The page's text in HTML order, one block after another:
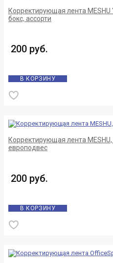
Корректирующая лента
бокс, ассорти
200 руб.
В КОРЗИНУ
Корректирующая лента
европодвес
200 руб.
В КОРЗИНУ